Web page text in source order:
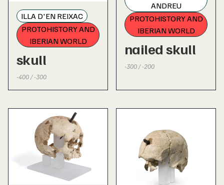
ILLA D'EN REIXAC
PROTOHISTORY AND
IBERIAN WORLD
skull
-400 / -300
ANDREU
PROTOHISTORY AND
IBERIAN WORLD
nailed skull
-300 / -200